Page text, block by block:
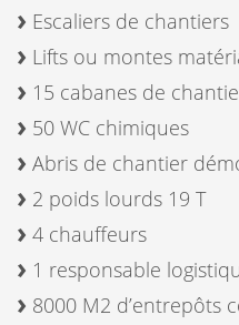
Escaliers de chantiers
Lifts ou montes
15 cabanes de
50 WC chimiques
Abris de chantier
2 poids lourds 19 T
4 chauffeurs
1 responsable
8000 M2 d’entrepôts